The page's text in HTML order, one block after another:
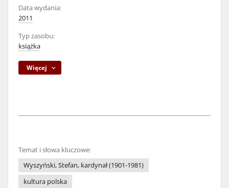
Data wydania:
2011
Typ zasobu:
książka
Więcej
Temat i słowa kluczowe:
Wyszyński, Stefan, kardynał (1901-1981)
kultura polska